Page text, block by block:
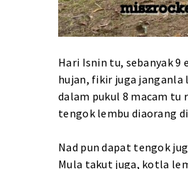
Hari Isnin tu, sebanyak 9
hujan, fikir juga janganla
dalam pukul 8 macam tu
tengok lembu diaorang
Nad pun dapat tengok
Mula takut juga, kotla